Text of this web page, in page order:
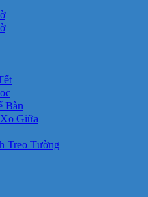
Bàn
Giữa
Treo Tường